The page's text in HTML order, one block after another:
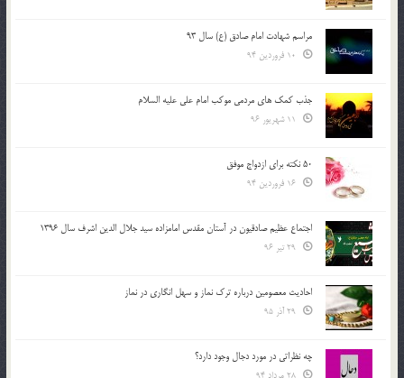
مراسم شهادت امام صادق (ع) سال 93
جذب کمک های مردمی موکب امام علی علیه السلام
50 نکته برای ازدواج موفق
اجتماع عظیم صادقیون در آستان مقدس امامزاده سید جلال الدین اشرف سال 1396
احادیث معصومین درباره ترک نماز و سهل انگاری در نماز
چه نظراتی در مورد دجال وجود دارد؟